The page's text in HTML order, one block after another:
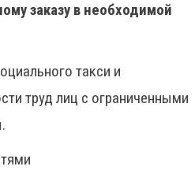
заказу в необходимой
такси и
труд лиц с ограниченными